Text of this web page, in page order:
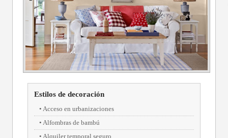
Estilos de decoración
Acceso en urbanizaciones
Alfombras de bambú
Alquiler temporal seguro